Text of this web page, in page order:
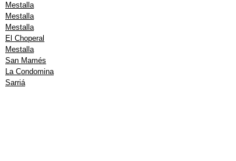
Mestalla
Mestalla
Mestalla
El Choperal
Mestalla
San Mamés
La Condomina
Sarriá